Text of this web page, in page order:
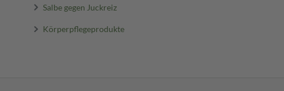
Salbe gegen Juckreiz
Körperpflegeprodukte